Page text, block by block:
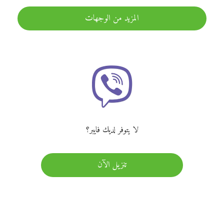
المزيد من الوجهات
لا يتوفر لديك فايبر؟
تنزيل الآن